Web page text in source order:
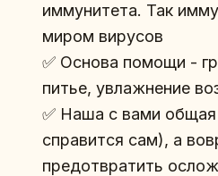
иммунитета. Так
миром вирусов
✅ Основа помощи -
питье, увлажнение
✅ Наша с вами общая
справится сам), а
предотвратить